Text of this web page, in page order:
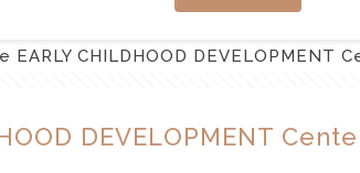
EARLY CHILDHOOD DEVELOPMENT
DEVELOPMENT